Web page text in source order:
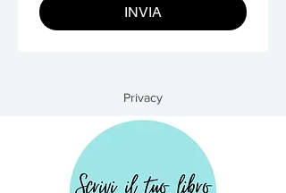
INVIA
Privacy